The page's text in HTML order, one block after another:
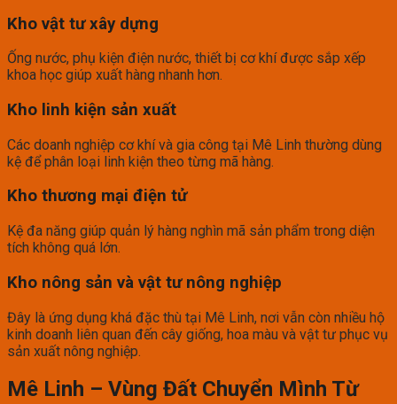
Kho vật tư xây dựng
Ống nước, phụ kiện điện nước, thiết bị cơ khí được sắp xếp
khoa học giúp xuất hàng nhanh hơn.
Kho linh kiện sản xuất
Các doanh nghiệp cơ khí và gia công tại Mê Linh thường dùng
kệ để phân loại linh kiện theo từng mã hàng.
Kho thương mại điện tử
Kệ đa năng giúp quản lý hàng nghìn mã sản phẩm trong diện
tích không quá lớn.
Kho nông sản và vật tư nông nghiệp
Đây là ứng dụng khá đặc thù tại Mê Linh, nơi vẫn còn nhiều hộ
kinh doanh liên quan đến cây giống, hoa màu và vật tư phục vụ
sản xuất nông nghiệp.
Mê Linh – Vùng Đất Chuyển Mình Từ